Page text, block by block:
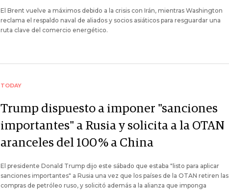
El Brent vuelve a máximos debido a la crisis con Irán, mientras Washington
reclama el respaldo naval de aliados y socios asiáticos para resguardar una
ruta clave del comercio energético.
TODAY
Trump dispuesto a imponer "sanciones
importantes" a Rusia y solicita a la OTAN
aranceles del 100 % a China
El presidente Donald Trump dijo este sábado que estaba "listo para aplicar
sanciones importantes" a Rusia una vez que los países de la OTAN retiren las
compras de petróleo ruso, y solicitó además a la alianza que imponga